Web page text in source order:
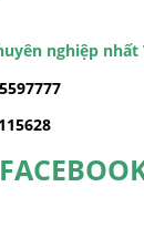
nghiệp nhất